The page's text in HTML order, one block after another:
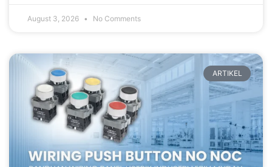
August 3, 2026 No Comments
ARTIKEL